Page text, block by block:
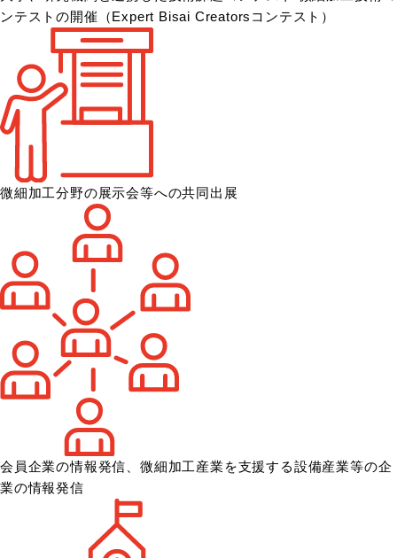
ンテストの開催 （Expert Bisai Creatorsコンテスト）
微細加工分野の展示会等への共同出展
会員企業の情報発信、微細加工産業を支援する設備産業等の企
業の情報発信